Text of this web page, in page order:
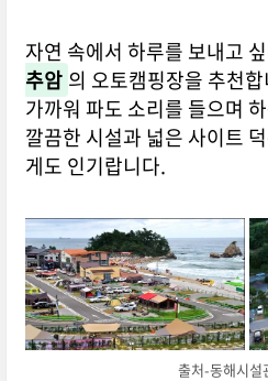
자연 속에서 하루를 보내고
추암 의 오토캠핑장을 추천
가까워 파도 소리를 들으며
깔끔한 시설과 넓은 사이트
게도 인기랍니다.
출처-동해시설